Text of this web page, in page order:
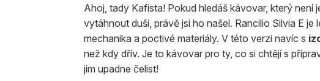
Ahoj, tady Kafista! Pokud hledáš kávovar, který
vytáhnout duši, právě jsi ho našel. Rancilio Silvia E
mechanika a poctivé materiály. V této verzi navíc s
než kdy dřív. Je to kávovar pro ty, co si chtějí s
jim upadne čelist!